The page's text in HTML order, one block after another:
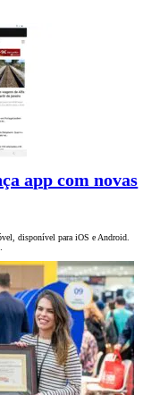
app com novas
disponível para iOS e Android.